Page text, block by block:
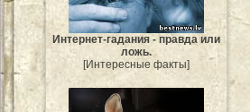
Интернет-гадания - правда или
ложь.
[Интересные факты]